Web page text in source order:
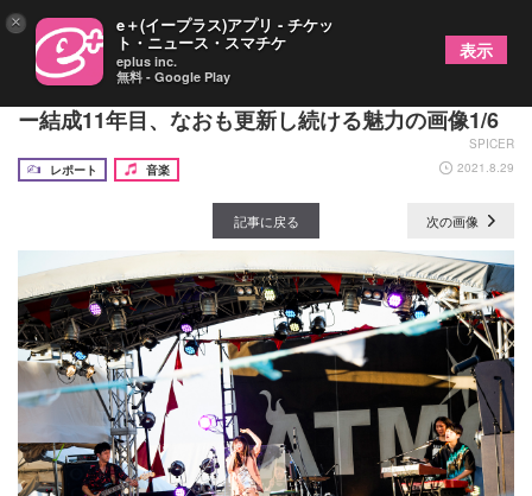
パスピエ『RUSH BALL 2021』ライブレポート ー
ー結成11年目、なおも更新し続ける魅力の画像1/6
SPICER
レポート
音楽 2021.8.29
記事に戻る 次の画像
× e＋(イープラス)アプリ - チケッ
ト・ニュース・スマチケ
eplus inc.
無料 - Google Play
表示